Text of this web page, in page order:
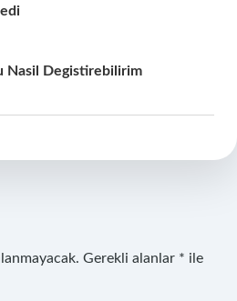
Nasil Degistirebilirim
Gerekli alanlar * ile